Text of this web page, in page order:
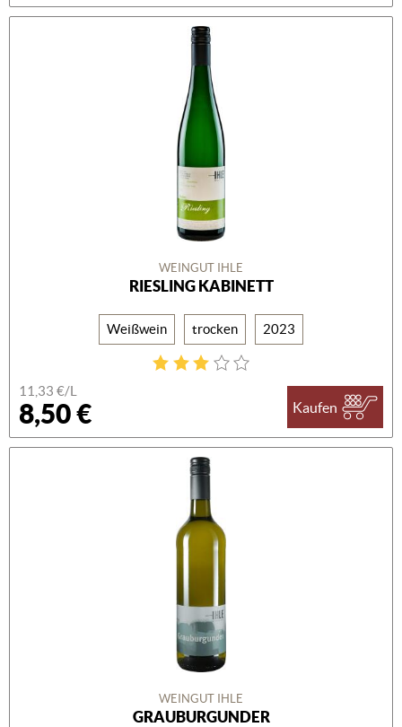
WEINGUT IHLE
RIESLING KABINETT
Weißwein trocken 2023
11,33 €/L
8,50 € Kaufen
WEINGUT IHLE
GRAUBURGUNDER